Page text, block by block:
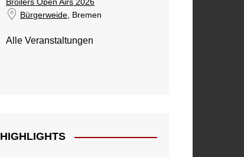
Broilers Open Airs 2026
Bürgerweide, Bremen
Alle Veranstaltungen
HIGHLIGHTS